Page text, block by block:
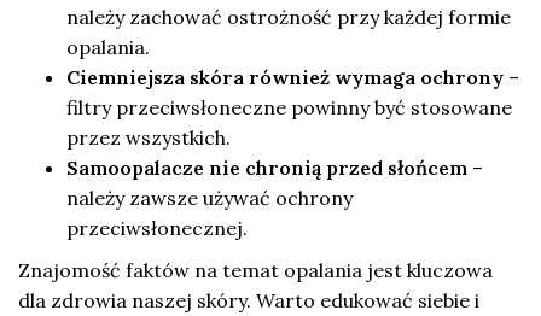
należy zachować ostrożność przy każdej formie
opalania.
Ciemniejsza skóra również wymaga ochrony –
filtry przeciwsłoneczne powinny być stosowane
przez wszystkich.
Samoopalacze nie chronią przed słońcem –
należy zawsze używać ochrony
przeciwsłonecznej.
Znajomość faktów na temat opalania jest kluczowa
dla zdrowia naszej skóry. Warto edukować siebie i